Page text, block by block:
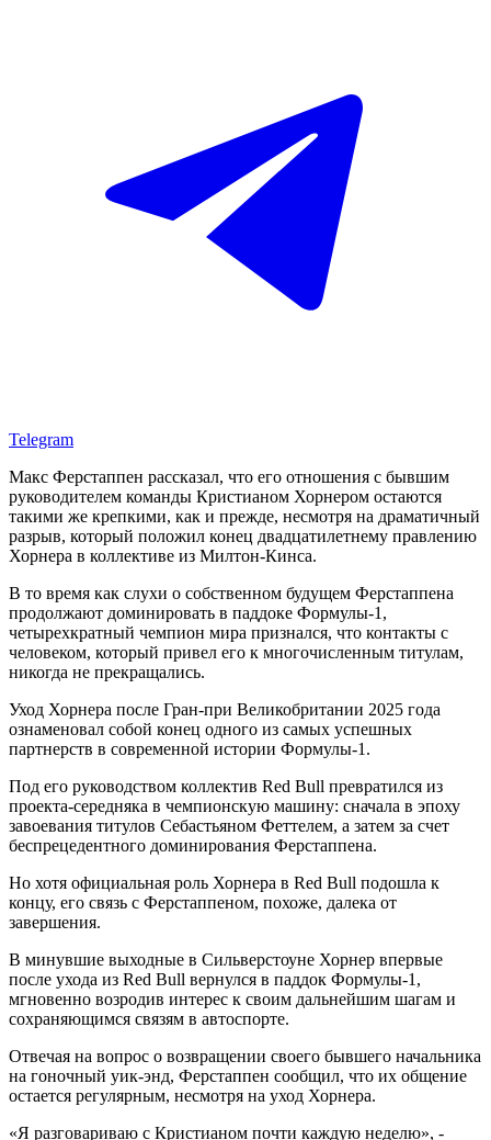
Telegram
Макс Ферстаппен рассказал, что его отношения с бывшим
руководителем команды Кристианом Хорнером остаются
такими же крепкими, как и прежде, несмотря на драматичный
разрыв, который положил конец двадцатилетнему правлению
Хорнера в коллективе из Милтон-Кинса.
В то время как слухи о собственном будущем Ферстаппена
продолжают доминировать в паддоке Формулы-1,
четырехкратный чемпион мира признался, что контакты с
человеком, который привел его к многочисленным титулам,
никогда не прекращались.
Уход Хорнера после Гран-при Великобритании 2025 года
ознаменовал собой конец одного из самых успешных
партнерств в современной истории Формулы-1.
Под его руководством коллектив Red Bull превратился из
проекта-середняка в чемпионскую машину: сначала в эпоху
завоевания титулов Себастьяном Феттелем, а затем за счет
беспрецедентного доминирования Ферстаппена.
Но хотя официальная роль Хорнера в Red Bull подошла к
концу, его связь с Ферстаппеном, похоже, далека от
завершения.
В минувшие выходные в Сильверстоуне Хорнер впервые
после ухода из Red Bull вернулся в паддок Формулы-1,
мгновенно возродив интерес к своим дальнейшим шагам и
сохраняющимся связям в автоспорте.
Отвечая на вопрос о возвращении своего бывшего начальника
на гоночный уик-энд, Ферстаппен сообщил, что их общение
остается регулярным, несмотря на уход Хорнера.
«Я разговариваю с Кристианом почти каждую неделю», -